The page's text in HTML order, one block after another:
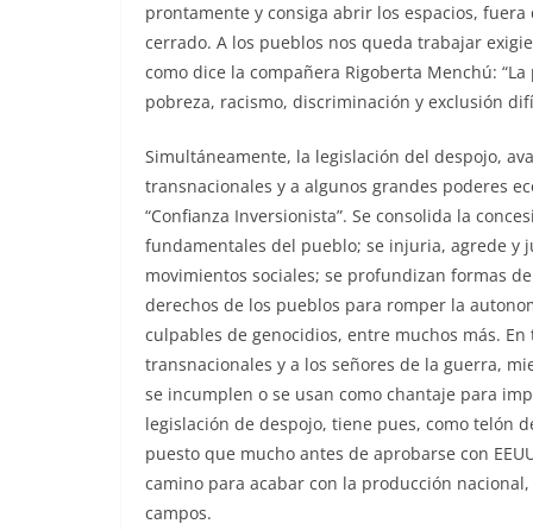
prontamente y consiga abrir los espacios,
cerrado. A los pueblos nos queda trabajar
como dice la compañera Rigoberta Menchú:
pobreza, racismo, discriminación y exclusión
Simultáneamente, la legislación del despojo,
transnacionales y a algunos grandes poderes
“Confianza Inversionista”. Se consolida la
fundamentales del pueblo; se injuria, agrede y
movimientos sociales; se profundizan formas
derechos de los pueblos para romper la
culpables de genocidios, entre muchos más.
transnacionales y a los señores de la guerra,
se incumplen o se usan como chantaje para
legislación de despojo, tiene pues, como telón
puesto que mucho antes de aprobarse con
camino para acabar con la producción
campos.